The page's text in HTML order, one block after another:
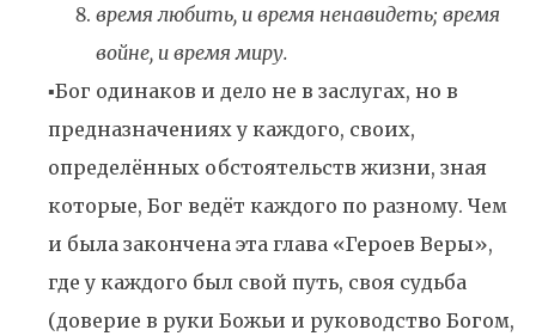
время любить, и время ненавидеть; время
войне, и время миру.
▪️Бог одинаков и дело не в заслугах, но в
предназначениях у каждого, своих,
определённых обстоятельств жизни, зная
которые, Бог ведёт каждого по разному. Чем
и была закончена эта глава «Героев Веры»,
где у каждого был свой путь, своя судьба
(доверие в руки Божьи и руководство Богом,